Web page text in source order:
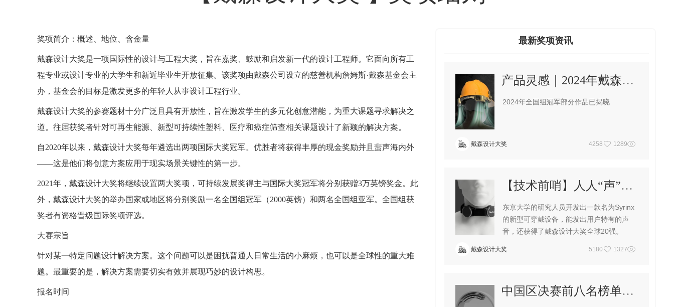
奖项简介：概述、地位、含金量
戴森设计大奖是一项国际性的设计与工程大奖，旨在嘉奖、鼓励和启发新一代的设计工程师。它面向所有工
程专业或设计专业的大学生和新近毕业生开放征集。该奖项由戴森公司设立的慈善机构詹姆斯·戴森基金会主
办，基金会的目标是激发更多的年轻人从事设计工程行业。
戴森设计大奖的参赛题材十分广泛且具有开放性，旨在激发学生的多元化创意潜能，为重大课题寻求解决之
道。往届获奖者针对可再生能源、新型可持续性塑料、医疗和癌症筛查相关课题设计了新颖的解决方案。
自2020年以来，戴森设计大奖每年遴选出两项国际大奖冠军。优胜者将获得丰厚的现金奖励并且蜚声海内外
——这是他们将创意方案应用于现实场景关键性的第一步。
2021年，戴森设计大奖将继续设置两大奖项，可持续发展奖得主与国际大奖冠军将分别获赠3万英镑奖金。此
外，戴森设计大奖的举办国家或地区将分别奖励一名全国组冠军（2000英镑）和两名全国组亚军。全国组获
奖者有资格晋级国际奖项评选。
大赛宗旨
针对某一特定问题设计解决方案。这个问题可以是困扰普通人日常生活的小麻烦，也可以是全球性的重大难
题。最重要的是，解决方案需要切实有效并展现巧妙的设计构思。
报名时间
最新奖项资讯
产品灵感｜2024年戴森设计大奖全国组冠军作品
2024年全国组冠军部分作品已揭晓
戴森设计大奖 4258 1289
【技术前哨】人人“声”而平等
东京大学的研究人员开发出一款名为Syrinx
的新型可穿戴设备，能发出用户特有的声
音，还获得了戴森设计大奖全球20强。
戴森设计大奖 5180 1327
中国区决赛前八名榜单揭晓-2020戴森设计大奖